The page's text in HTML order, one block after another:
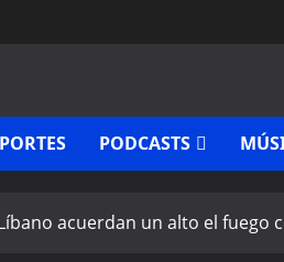
PODCASTS
acuerdan un alto el fuego